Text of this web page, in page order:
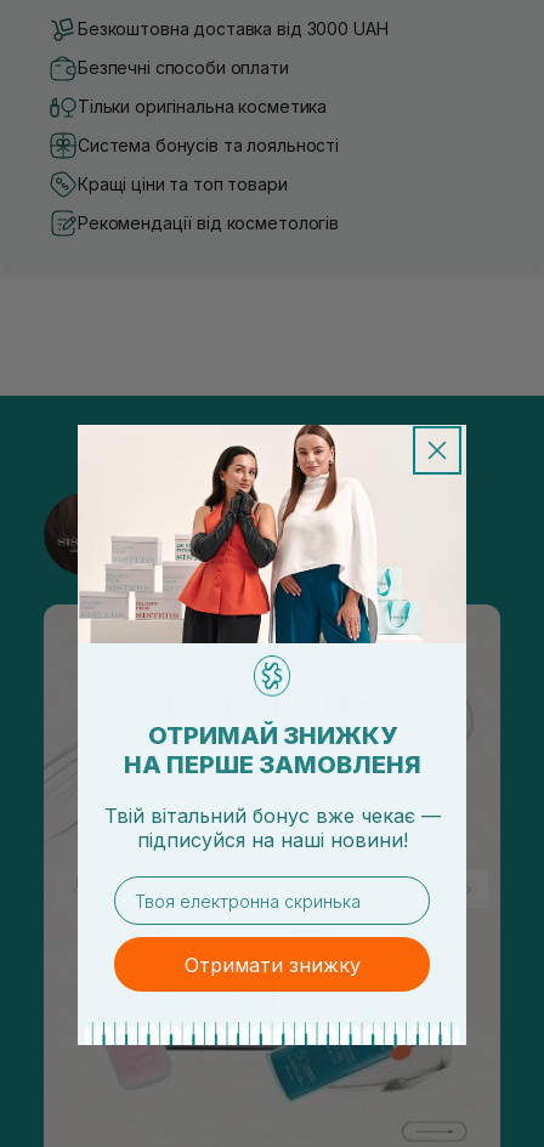
Безкоштовна доставка від 3000 UAH
Безпечні способи оплати
Тільки оригінальна косметика
Система бонусів та лояльності
Кращі ціни та топ товари
Рекомендації від косметологів
@sisters_stelmakh в Instagram
Підписатися
ОТРИМАЙ ЗНИЖКУ
НА ПЕРШЕ ЗАМОВЛЕНЯ
Твій вітальний бонус вже чекає —
підписуйся на наші новини!
email
Отримати знижку